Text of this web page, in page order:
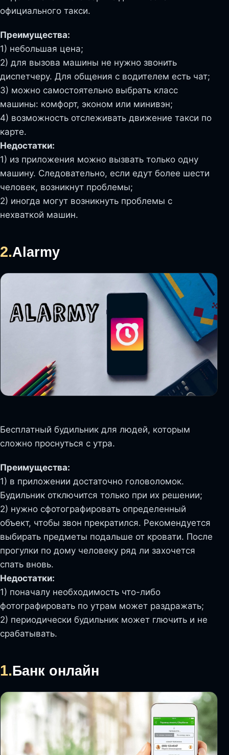
официального такси.
Преимущества:
1) небольшая цена;
2) для вызова машины не нужно звонить
диспетчеру. Для общения с водителем есть чат;
3) можно самостоятельно выбрать класс
машины: комфорт, эконом или минивэн;
4) возможность отслеживать движение такси по
карте.
Недостатки:
1) из приложения можно вызвать только одну
машину. Следовательно, если едут более шести
человек, возникнут проблемы;
2) иногда могут возникнуть проблемы с
нехваткой машин.
2.Alarmy
Бесплатный будильник для людей, которым
сложно проснуться с утра.
Преимущества:
1) в приложении достаточно головоломок.
Будильник отключится только при их решении;
2) нужно сфотографировать определенный
объект, чтобы звон прекратился. Рекомендуется
выбирать предметы подальше от кровати. После
прогулки по дому человеку ряд ли захочется
спать вновь.
Недостатки:
1) поначалу необходимость что-либо
фотографировать по утрам может раздражать;
2) периодически будильник может глючить и не
срабатывать.
1.Банк онлайн